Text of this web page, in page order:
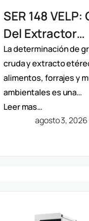
SER 148 VELP:
Del Extractor
Solventes Por
Método
La determinación de
cruda y extracto
alimentos, forrajes y
ambientales es una…
Leer mas…
agosto 3, 2026